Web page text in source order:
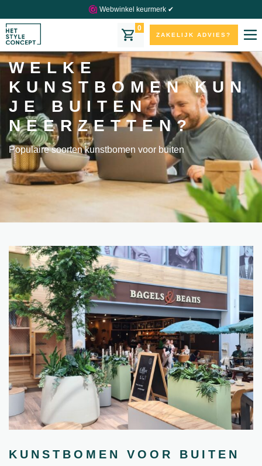
Webwinkel keurmerk ✔
0
ZAKELIJK ADVIES?
WELKE
KUNSTBOMEN KUN
JE BUITEN
NEERZETTEN?
Populaire soorten kunstbomen voor buiten
KUNSTBOMEN VOOR BUITEN